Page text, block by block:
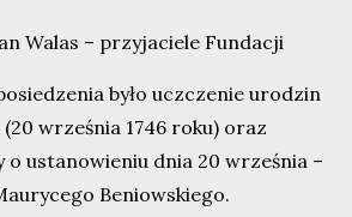
Walas – przyjaciele Fundacji
było uczczenie urodzin
września 1746 roku) oraz
o ustanowieniu dnia 20 września –
Beniowskiego.